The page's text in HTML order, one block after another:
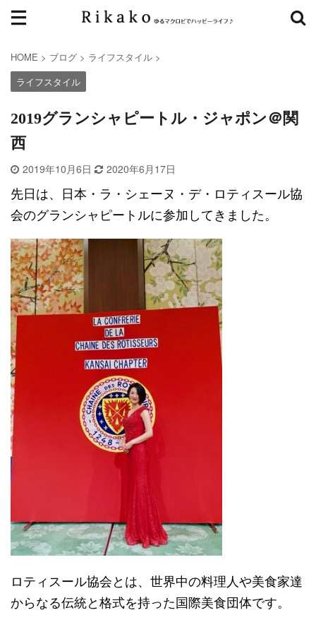
HOME > ブログ > ライフスタイル >
ライフスタイル
2019グランシャピートル・ジャポン＠関
西
2019年10月6日 2020年6月17日
先日は、日本・ラ・シェーヌ・デ・ロティスール協
会のグランシャピートルに参加してきました。
ロティスール協会とは、世界中の料理人や美食家達
からなる伝統と格式を持った国際美食団体です。